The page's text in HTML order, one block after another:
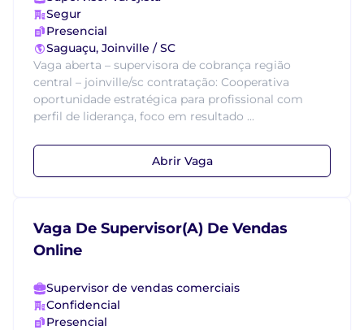
Segur
Presencial
Saguaçu, Joinville / SC
Vaga aberta – supervisora de cobrança região
central – joinville/sc contratação: Cooperativa
oportunidade estratégica para profissional com
perfil de liderança, foco em resultado ...
Abrir Vaga
Vaga De Supervisor(A) De Vendas
Online
Supervisor de vendas comerciais
Confidencial
Presencial